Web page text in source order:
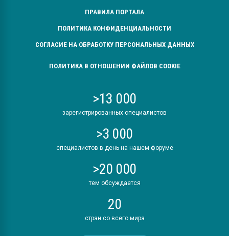
ПРАВИЛА ПОРТАЛА
ПОЛИТИКА КОНФИДЕНЦИАЛЬНОСТИ
СОГЛАСИЕ НА ОБРАБОТКУ ПЕРСОНАЛЬНЫХ ДАННЫХ
ПОЛИТИКА В ОТНОШЕНИИ ФАЙЛОВ COOKIE
>13 000
зарегистрированных специалистов
>3 000
специалистов в день на нашем форуме
>20 000
тем обсуждается
20
стран со всего мира